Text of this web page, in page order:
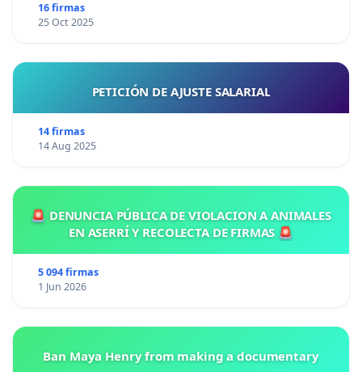
16 firmas
25 Oct 2025
PETICIÓN DE AJUSTE SALARIAL
14 firmas
14 Aug 2025
🚨 DENUNCIA PÚBLICA DE VIOLACION A ANIMALES
EN ASERRÍ Y RECOLECTA DE FIRMAS 🚨
5 094 firmas
1 Jun 2026
Ban Maya Henry from making a documentary